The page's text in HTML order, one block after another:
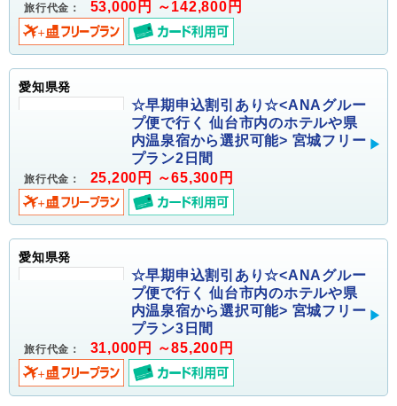
旅行代金： 53,000円 ～142,800円
愛知県発
☆早期申込割引あり☆<ANAグルー
プ便で行く 仙台市内のホテルや県
内温泉宿から選択可能> 宮城フリー
プラン2日間
旅行代金： 25,200円 ～65,300円
愛知県発
☆早期申込割引あり☆<ANAグルー
プ便で行く 仙台市内のホテルや県
内温泉宿から選択可能> 宮城フリー
プラン3日間
旅行代金： 31,000円 ～85,200円